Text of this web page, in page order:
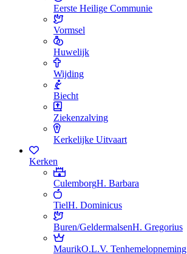
Eerste Heilige Communie
Vormsel
Huwelijk
Wijding
Biecht
Ziekenzalving
Kerkelijke Uitvaart
Kerken
CulemborgH. Barbara
TielH. Dominicus
Buren/GeldermalsenH. Gregorius
MaurikO.L.V. Tenhemelopneming